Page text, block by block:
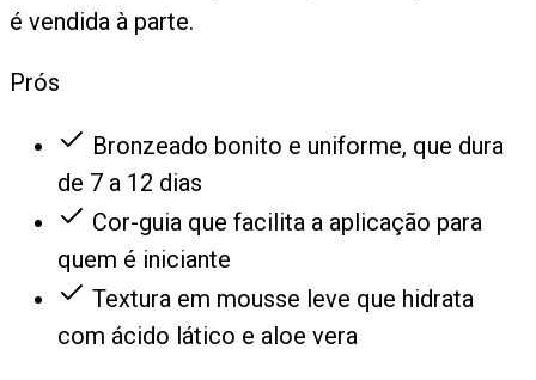
é vendida à parte.
Prós
Bronzeado bonito e uniforme, que dura
de 7 a 12 dias
Cor-guia que facilita a aplicação para
quem é iniciante
Textura em mousse leve que hidrata
com ácido lático e aloe vera